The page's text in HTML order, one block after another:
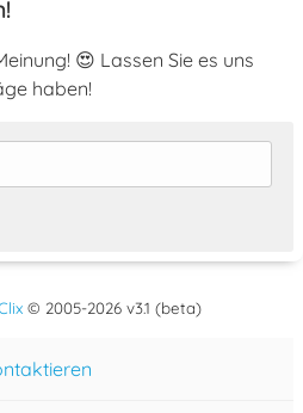
😍 Lassen Sie es uns
haben!
© 2005-2026 v3.1 (beta)